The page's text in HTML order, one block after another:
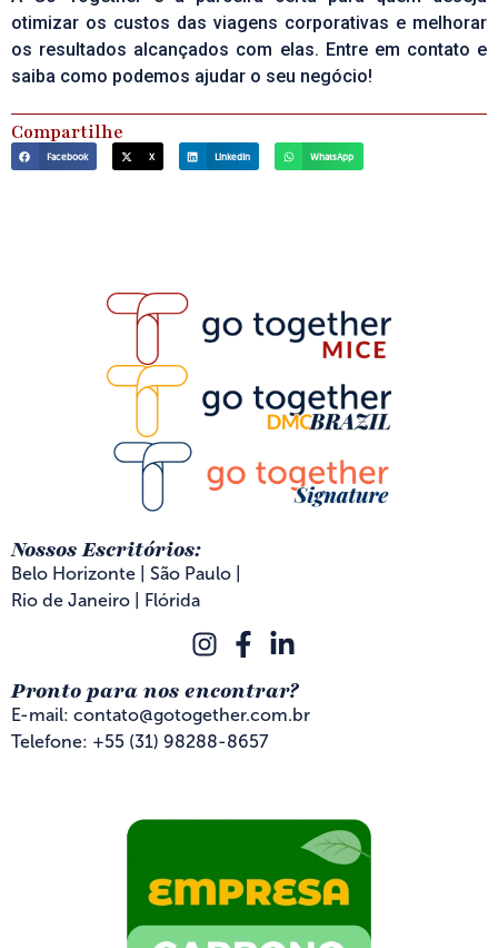
otimizar os custos das viagens corporativas e melhorar
os resultados alcançados com elas. Entre em contato e
saiba como podemos ajudar o seu negócio!
Compartilhe
Facebook X LinkedIn WhatsApp
Nossos Escritórios:
Belo Horizonte | São Paulo |
Rio de Janeiro | Flórida
Pronto para nos encontrar?
E-mail: contato@gotogether.com.br
Telefone: +55 (31) 98288-8657